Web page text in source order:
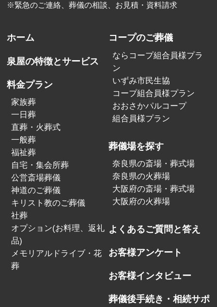
※緊急のご連絡、葬儀の相談、 お見積・資料請求
ホーム
泉屋の特徴とサービス
料金プラン
家族葬
一日葬
直葬・火葬式
一般葬
福祉葬
自宅・集会所葬
公営斎場葬儀
神道のご葬儀
キリスト教のご葬儀
社葬
オプション(お料理、返礼
品)
メモリアルドライブ・花
葬
コープのご葬儀
ならコープ組合員様プラ
ン
いずみ市民生協
コープ組合員様プラン
おおさかパルコープ
組合員様プラン
葬儀場を探す
奈良県の斎場・葬式場
奈良県の火葬場
大阪府の斎場・葬式場
大阪府の火葬場
よくあるご質問と答え
お客様アンケート
お客様インタビュー
葬儀後手続き・相続サポ